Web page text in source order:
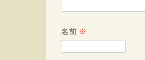
名前 ※